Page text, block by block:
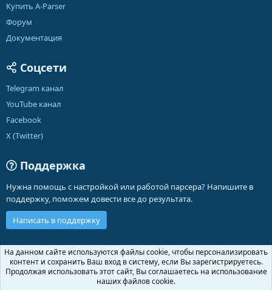
Купить A-Parser
Форум
Документация
Соцсети
Telegram канал
YouTube канал
Facebook
X (Twitter)
Поддержка
Нужна помощь с настройкой или работой парсера? Напишите в
поддержку, поможем довести все до результата.
Написать в поддержку
Russian (RU)
Обратная связь
Условия и правила
Политика конфиденциальности
Помощь
На данном сайте используются файлы cookie, чтобы персонализировать
контент и сохранить Ваш вход в систему, если Вы зарегистрируетесь.
Продолжая использовать этот сайт, Вы соглашаетесь на использование
наших файлов cookie.